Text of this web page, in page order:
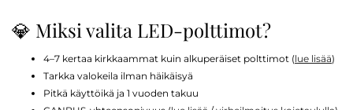
💎 Miksi valita LED-polttimot?
4–7 kertaa kirkkaammat kuin alkuperäiset polttimot (lue lisää)
Tarkka valokeila ilman häikäisyä
Pitkä käyttöikä ja 1 vuoden takuu